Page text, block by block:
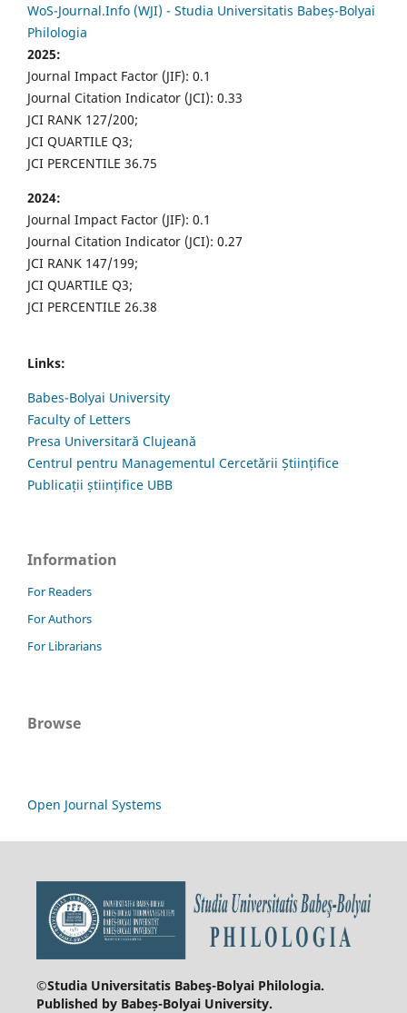
WoS-Journal.Info (WJI) - Studia Universitatis Babeș-Bolyai
Philologia
2025:
Journal Impact Factor (JIF): 0.1
Journal Citation Indicator (JCI): 0.33
JCI RANK 127/200;
JCI QUARTILE Q3;
JCI PERCENTILE 36.75
2024:
Journal Impact Factor (JIF): 0.1
Journal Citation Indicator (JCI): 0.27
JCI RANK 147/199;
JCI QUARTILE Q3;
JCI PERCENTILE 26.38
Links:
Babes-Bolyai University
Faculty of Letters
Presa Universitară Clujeană
Centrul pentru Managementul Cercetării Științifice
Publicații științifice UBB
Information
For Readers
For Authors
For Librarians
Browse
Open Journal Systems
©Studia Universitatis Babeş-Bolyai Philologia.
Published by Babeș-Bolyai University.